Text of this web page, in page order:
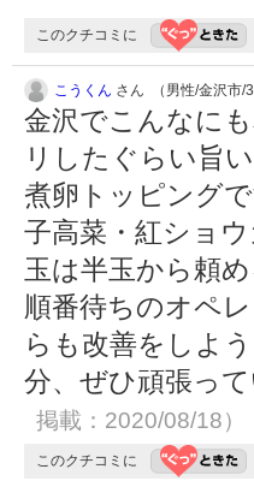
このクチコミに
こうくん さん （男性/金沢市/
金沢でこんなに
リしたぐらい旨
煮卵トッピング
子高菜・紅ショ
玉は半玉から頼
順番待ちのオペ
らも改善をしよ
分、ぜひ頑張っ
掲載：2020/08/18）
このクチコミに